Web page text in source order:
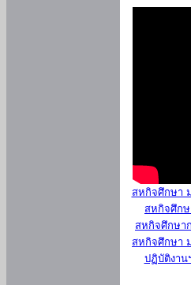
สหกิจศึกษา
สหกิจศึกษ
สหกิจศึกษา
สหกิจศึกษา
ปฏิบัติงาน